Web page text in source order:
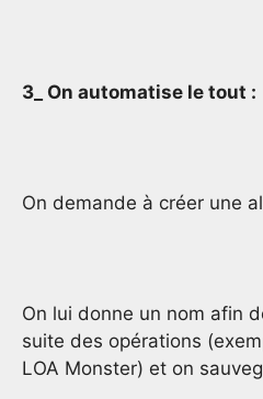
3_ On automatise le tout :
On demande à créer une
On lui donne un nom afin
suite des opérations
LOA Monster) et on